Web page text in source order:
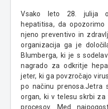
Vsako leto 28. julija
hepatitisa, da
njeno preventivo in
organizacija ga je
Blumberga, ki je s
nagrado za odkritje
jeter, ki ga povzročajo
po načinu prenosa.Jetra
organ, ki v telesu skrbi
procesov. Med